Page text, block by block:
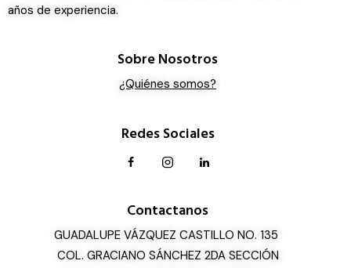
años de experiencia.
Sobre Nosotros
¿Quiénes somos?
Redes Sociales
Contactanos
GUADALUPE VÁZQUEZ CASTILLO NO. 135
COL. GRACIANO SÁNCHEZ 2DA SECCIÓN